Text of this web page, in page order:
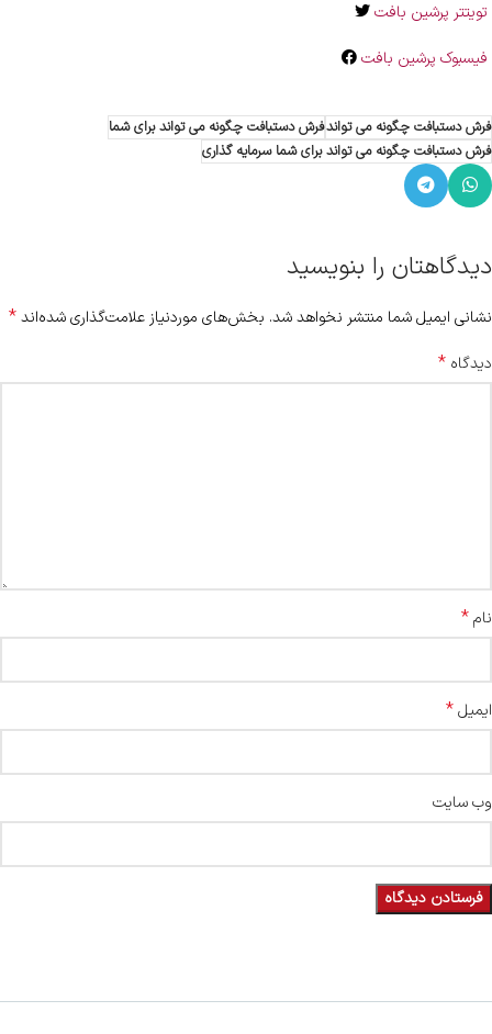
تویتتر پرشین بافت
فیسبوک پرشین بافت
فرش دستبافت چگونه می تواندفرش دستبافت چگونه می تواند برای شما
فرش دستبافت چگونه می تواند برای شما سرمایه گذاری
دیدگاهتان را بنویسید
نشانی ایمیل شما منتشر نخواهد شد. بخش‌های موردنیاز علامت‌گذاری شده‌اند*
دیدگاه *
نام*
ایمیل*
وب‌ سایت